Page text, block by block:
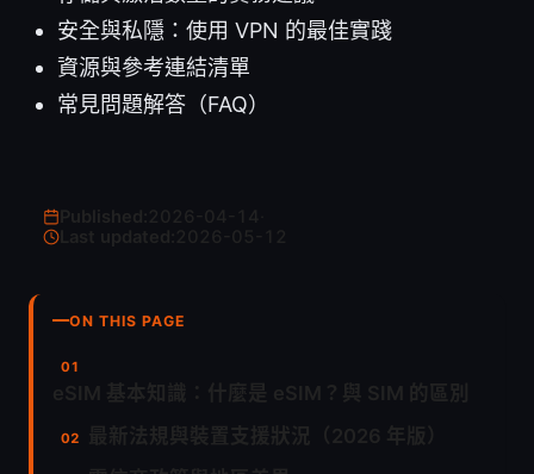
安全與私隱：使用 VPN 的最佳實踐
資源與參考連結清單
常見問題解答（FAQ）
Last updated:
ON THIS PAGE